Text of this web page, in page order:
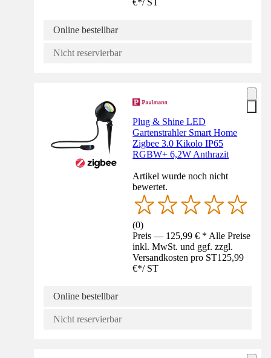
€*/ ST
Online bestellbar
Nicht reservierbar
Plug & Shine LED
Gartenstrahler Smart Home
Zigbee 3.0 Kikolo IP65
RGBW+ 6,2W Anthrazit
Artikel wurde noch nicht
bewertet.
(0)
Preis — 125,99 € * Alle Preise
inkl. MwSt. und ggf. zzgl.
Versandkosten pro ST125,99
€*/ ST
Online bestellbar
Nicht reservierbar